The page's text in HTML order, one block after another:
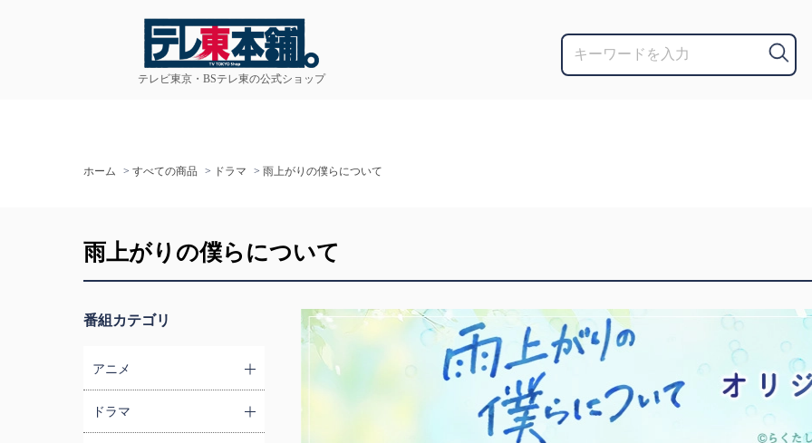
テレビ東京・BSテレ東の公式ショップ
ホーム > すべての商品 > ドラマ > 雨上がりの僕らについて
番組カテゴリ
アニメ
ドラマ
雨上がりの僕らについて